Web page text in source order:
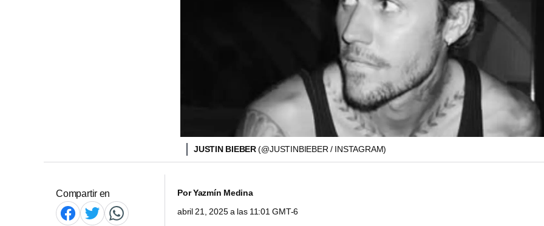
JUSTIN BIEBER(@JUSTINBIEBER / INSTAGRAM)
Compartir en PorYazmín Medina
abril 21, 2025 a las 11:01 GMT-6